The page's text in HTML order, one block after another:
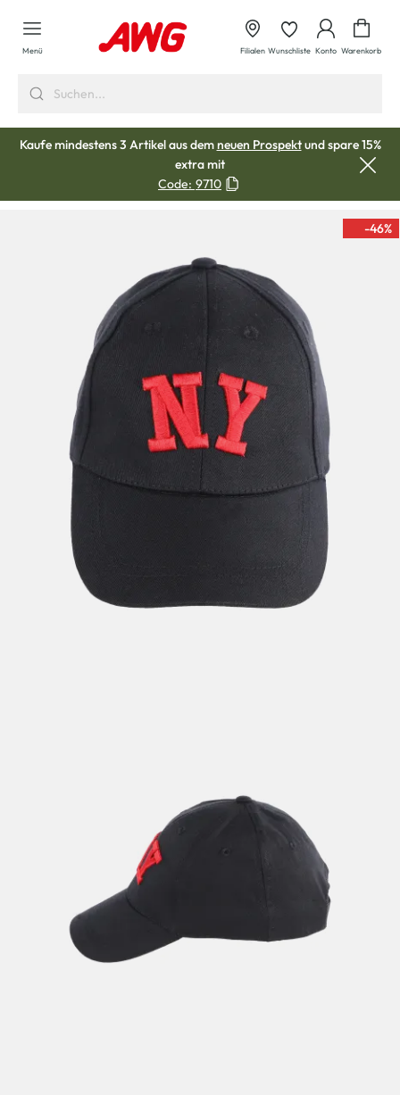
springen
Menü Filialen Wunschliste Konto Warenkorb
Kaufe mindestens 3 Artikel aus demneuen Prospektund spare 15%
extra mit
Code: 9710
-46%